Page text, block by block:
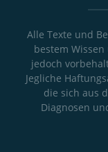
Alle Texte und
bestem
jedoch
Jegliche
die sich aus
Diagnosen